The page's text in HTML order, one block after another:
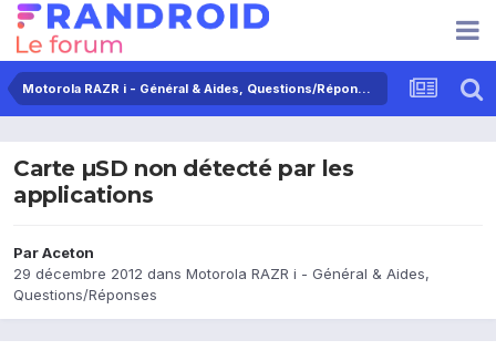
Motorola RAZR i - Général & Aides, Questions/Réponses
Carte µSD non détecté par les
applications
ParAceton
29 décembre 2012 dans Motorola RAZR i - Général & Aides,
Questions/Réponses